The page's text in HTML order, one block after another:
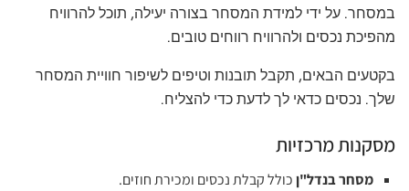
במסחר. על ידי למידת המסחר בצורה יעילה, תוכל להרוויח
מהפיכת נכסים ולהרוויח רווחים טובים.
בקטעים הבאים, תקבל תובנות וטיפים לשיפור חוויית המסחר
שלך. נכסים כדאי לך לדעת כדי להצליח.
מסקנות מרכזיות
מסחר בנדל"ןכולל קבלת נכסים ומכירת חוזים.